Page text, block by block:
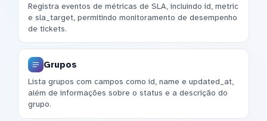
Registra eventos de métricas de SLA, incluindo id, metric
e sla_target, permitindo monitoramento de desempenho
de tickets.
Grupos
Lista grupos com campos como id, name e updated_at,
além de informações sobre o status e a descrição do
grupo.